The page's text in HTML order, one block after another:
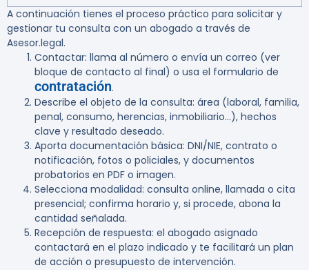
A continuación tienes el proceso práctico para solicitar y
gestionar tu consulta con un abogado a través de
Asesor.legal.
Contactar: llama al número o envía un correo (ver
bloque de contacto al final) o usa el formulario de
contratación.
Describe el objeto de la consulta: área (laboral, familia,
penal, consumo, herencias, inmobiliario…), hechos
clave y resultado deseado.
Aporta documentación básica: DNI/NIE, contrato o
notificación, fotos o policiales, y documentos
probatorios en PDF o imagen.
Selecciona modalidad: consulta online, llamada o cita
presencial; confirma horario y, si procede, abona la
cantidad señalada.
Recepción de respuesta: el abogado asignado
contactará en el plazo indicado y te facilitará un plan
de acción o presupuesto de intervención.